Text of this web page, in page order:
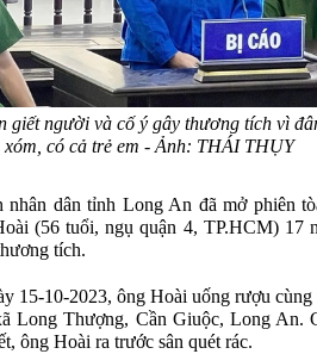
giết người và cố ý gây thương tích vì
xóm, có cả trẻ em - Ảnh: THÁI THỤY
nhân dân tỉnh Long An đã mở phiên
(56 tuổi, ngụ quận 4, TP.HCM) 17
tích.
15-10-2023, ông Hoài uống rượu
Long Thượng, Cần Giuộc, Long An.
ông Hoài ra trước sân quét rác.